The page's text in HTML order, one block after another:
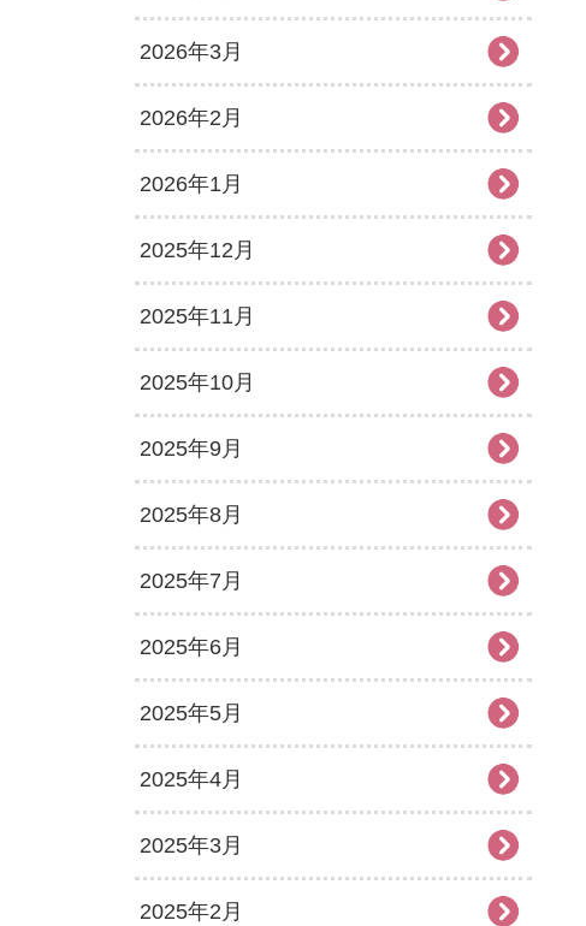
2026年3月
2026年2月
2026年1月
2025年12月
2025年11月
2025年10月
2025年9月
2025年8月
2025年7月
2025年6月
2025年5月
2025年4月
2025年3月
2025年2月